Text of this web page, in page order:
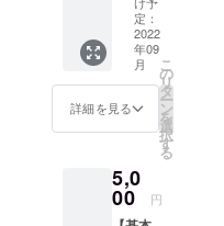
ときめ
いたホ
テルに
宿泊し
てみま
せん
か？
※「どの
の宿泊
割引券/
サービ
さい
選択く
ださ
い。 ・
選べる
宿泊割
引券or
誌
Folte.1
冊 ・デ
行雑誌
Folte.1
冊 ・デ
ジタル
版(pdf
版) ・お
礼の手
紙 旅行
Folte.1
冊とデ
ジタル
定：
2022
年09
月
詳細を見る
こ
の
リ
タ
ー
ン
を
選
択
す
る
5,0
00 円